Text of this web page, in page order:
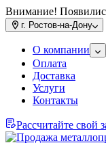
Внимание!
г. Ростов-на-Дону
О компании
Оплата
Доставка
Услуги
Контакты
Рассчитайте свой